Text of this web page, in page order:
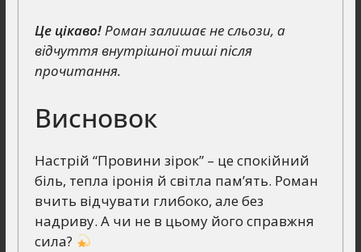
Це цікаво!Роман залишає не сльози, а
відчуття внутрішної тиші після
прочитання.
Висновок
Настрій “Провини зірок” – це спокійний
біль, тепла іронія й світла пам’ять. Роман
вчить відчувати глибоко, але без
надриву. А чи не в цьому його справжня
сила?